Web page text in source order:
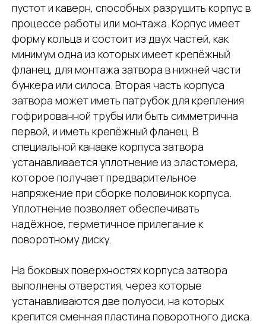
пустот и каверн, способных разрушить корпус в
процессе работы или монтажа. Корпус имеет
форму кольца и состоит из двух частей, как
минимум одна из которых имеет крепёжный
фланец, для монтажа затвора в нижней части
бункера или силоса. Вторая часть корпуса
затвора может иметь патрубок для крепления
гофрированной трубы или быть симметрична
первой, и иметь крепёжный фланец. В
специальной канавке корпуса затвора
устанавливается уплотнение из эластомера,
которое получает предварительное
напряжение при сборке половинок корпуса.
Уплотнение позволяет обеспечивать
надёжное, герметичное прилегание к
поворотному диску.
На боковых поверхностях корпуса затвора
выполнены отверстия, через которые
устанавливаются две полуоси, на которых
крепится сменная пластина поворотного диска.